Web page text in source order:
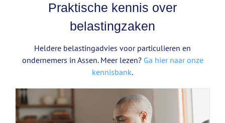
Praktische kennis over
belastingzaken
Heldere belastingadvies voor particulieren en
ondernemers in Assen. Meer lezen? Ga hier naar onze
kennisbank.